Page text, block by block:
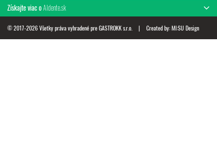
Získajte viac oAldente.sk
© 2017-2026 Všetky práva vyhradené pre GASTROKK s.r.o. | Created by:MI:SU Design